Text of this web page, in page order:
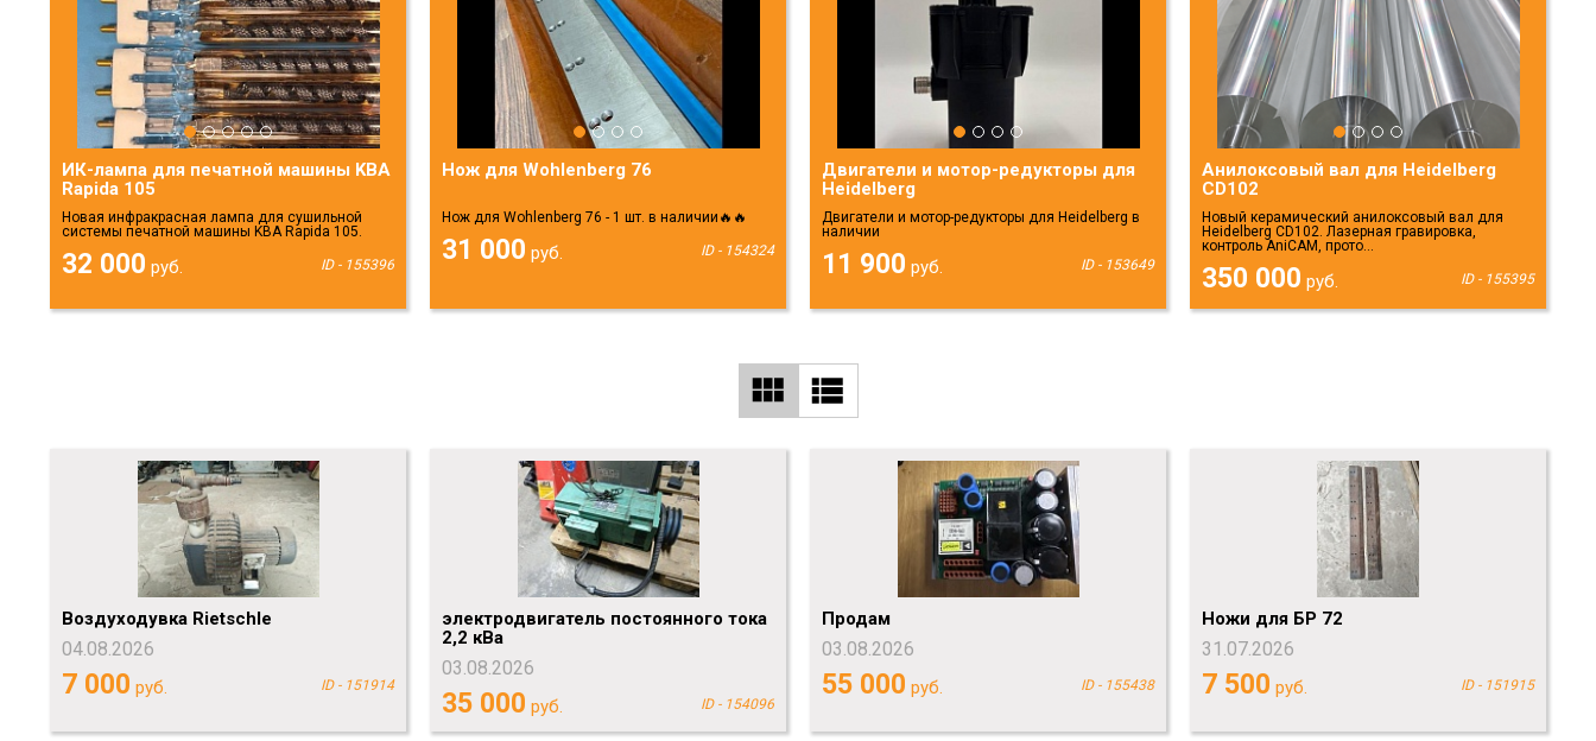
ИК-лампа для печатной машины KBA
Rapida 105
Новая инфракрасная лампа для сушильной
системы печатной машины KBA Rapida 105.
32 000 руб. ID - 155396
Нож для Wohlenberg 76
Нож для Wohlenberg 76 - 1 шт. в наличии🔥🔥
31 000 руб. ID - 154324
Двигатели и мотор-редукторы для
Heidelberg
Двигатели и мотор-редукторы для Heidelberg в
наличии
11 900 руб. ID - 153649
Анилоксовый вал для Heidelberg
CD102
Новый керамический анилоксовый вал для
Heidelberg CD102. Лазерная гравировка,
контроль AniCAM, прото...
350 000 руб. ID - 155395
Воздуходувка Rietschle
04.08.2026
7 000 руб. ID - 151914
электродвигатель постоянного тока
2,2 кВа
03.08.2026
35 000 руб. ID - 154096
Продам
03.08.2026
55 000 руб. ID - 155438
Ножи для БР 72
31.07.2026
7 500 руб. ID - 151915